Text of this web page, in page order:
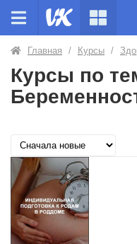
Главная / Курсы /
Курсы по